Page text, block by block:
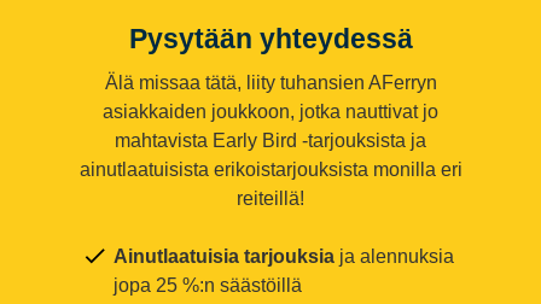
Pysytään yhteydessä
Älä missaa tätä, liity tuhansien AFerryn
asiakkaiden joukkoon, jotka nauttivat jo
mahtavista Early Bird -tarjouksista ja
ainutlaatuisista erikoistarjouksista monilla eri
reiteillä!
Ainutlaatuisia tarjouksia ja alennuksia
jopa 25 %:n säästöillä